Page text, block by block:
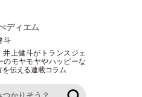
ディエム
斗
井上健斗がトランスジェ
のモヤモヤやハッピーな
を伝える連載コラム